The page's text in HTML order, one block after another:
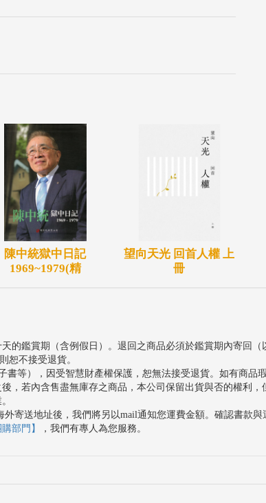
陳中統獄中日記
1969~1979(精
望向天光 回首人權 上
冊
的鑑賞期（含例假日）。退回之商品必須於鑑賞期內寄回
恕不接受退貨。
書等），因受智慧財產權保護，恕無法接受退貨。如有商品
，若內含售盡無庫存之商品，本公司保留出貨與否的權利
寄送地址後，我們將另以mail通知您運費金額。確認書款
購部門】 ，我們有專人為您服務。